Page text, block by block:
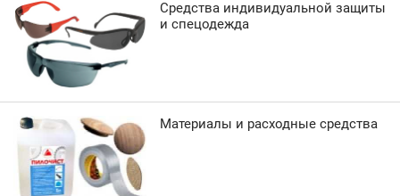
Средства индивидуальной защиты
и спецодежда
Материалы и расходные средства